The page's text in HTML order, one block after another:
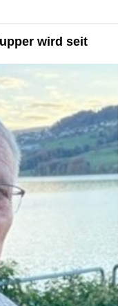
wird seit